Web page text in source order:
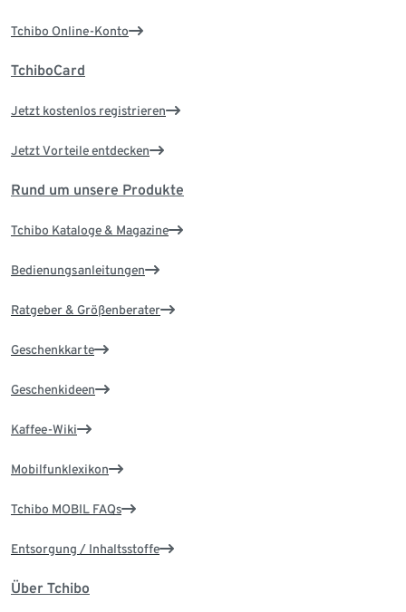
Tchibo Online-Konto
TchiboCard
Jetzt kostenlos registrieren
Jetzt Vorteile entdecken
Rund um unsere Produkte
Tchibo Kataloge & Magazine
Bedienungsanleitungen
Ratgeber & Größenberater
Geschenkkarte
Geschenkideen
Kaffee-Wiki
Mobilfunklexikon
Tchibo MOBIL FAQs
Entsorgung / Inhaltsstoffe
Über Tchibo